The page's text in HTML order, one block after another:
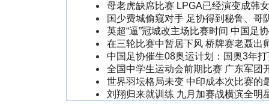
母老虎缺席比赛 LPGA已经演变成韩
国少费城偷窥对手 足协得到秘鲁、哥
英超“逼”冠城改主场比赛时间 中国足
在三轮比赛中暂居下风 桥牌赛老聂出
中国足协催生08奥运计划：国奥3年
全国中学生运动会前期比赛 广东军团
世界羽坛格局未变 中印成本次比赛的
刘翔归来就训练 九月加赛战横滨全明